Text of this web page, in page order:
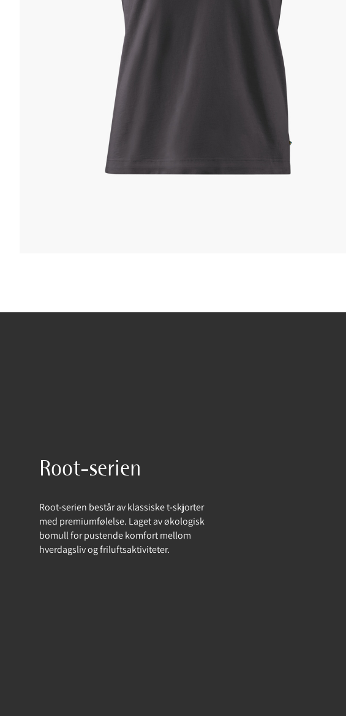
Root-serien
Root-serien består av klassiske t-skjorter
med premiumfølelse. Laget av økologisk
bomull for pustende komfort mellom
hverdagsliv og friluftsaktiviteter.